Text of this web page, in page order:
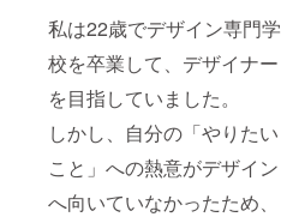
私は22歳でデザイン専門学
校を卒業して、デザイナー
を目指していました。
しかし、自分の「やりたい
こと」への熱意がデザイン
へ向いていなかったため、